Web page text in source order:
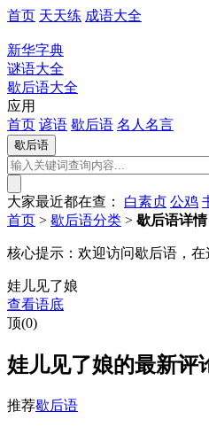
首页 天天练 成语大全
新华字典
谜语大全
歇后语大全
应用
首页 谚语 歇后语 名人名言
大家最近都在查： 白素贞 公鸡
首页 > 歇后语分类 > 歇后语详情
核心提示： 欢迎访问歇后语，
娃儿见了娘
查看语底
顶(0)
娃儿见了娘的最新评
推荐歇后语